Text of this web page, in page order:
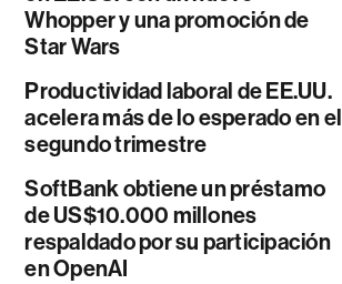
Whopper y una promoción de
Star Wars
Productividad laboral de EE.UU.
acelera más de lo esperado en el
segundo trimestre
SoftBank obtiene un préstamo
de US$10.000 millones
respaldado por su participación
en OpenAI